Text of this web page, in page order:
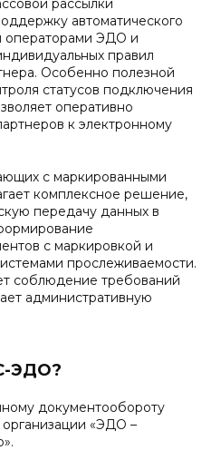
рассылки
автоматического
операторами ЭДО и
правил
Особенно полезной
статусов подключения
оперативно
к электронному
с маркированными
комплексное решение,
передачу данных в
с маркировкой и
прослеживаемости.
соблюдение требований
административную
ЭДО?
документообороту
организации «ЭДО –